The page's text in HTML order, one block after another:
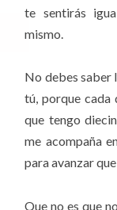
te sentirás
mismo.
No debes saber
tú, porque cada
que tengo
me acompaña
para avanzar
Que no es que